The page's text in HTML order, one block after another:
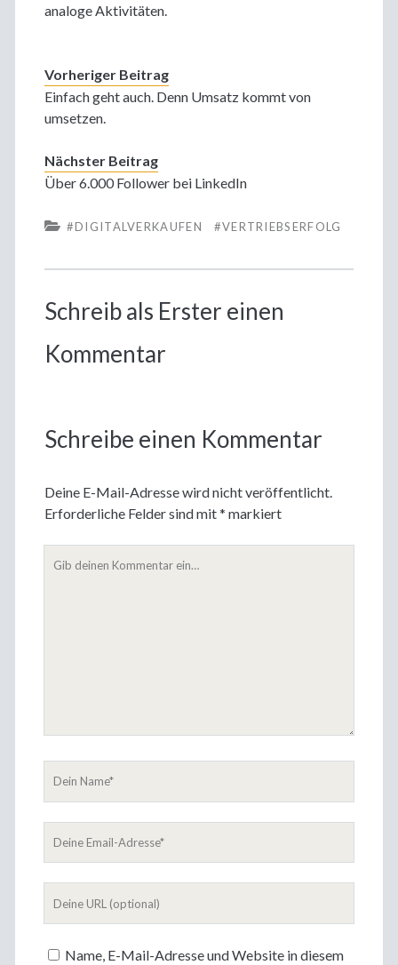
analoge Aktivitäten.
Vorheriger Beitrag
Einfach geht auch. Denn Umsatz kommt von
umsetzen.
Nächster Beitrag
Über 6.000 Follower bei LinkedIn
#DIGITALVERKAUFEN #VERTRIEBSERFOLG
Schreib als Erster einen
Kommentar
Schreibe einen Kommentar
Deine E-Mail-Adresse wird nicht veröffentlicht.
Erforderliche Felder sind mit* markiert
Name, E-Mail-Adresse und Website in diesem